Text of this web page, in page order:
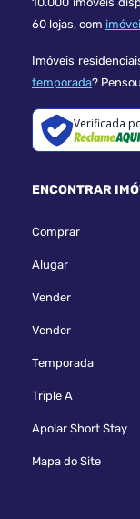
60 lojas, com
Imóveis
temporada?
Verificada
ENCONTRAR
Comprar
Alugar
Vender
Vender
Temporada
Triple A
Apolar Short Stay
Mapa do Site